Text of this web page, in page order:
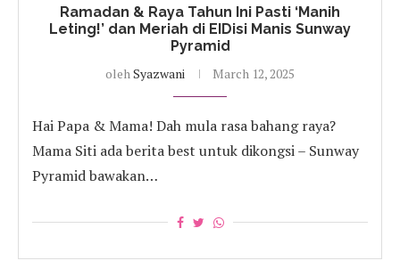
Ramadan & Raya Tahun Ini Pasti ‘Manih
Leting!’ dan Meriah di EIDisi Manis Sunway
Pyramid
olehSyazwani March 12, 2025
Hai Papa & Mama! Dah mula rasa bahang raya?
Mama Siti ada berita best untuk dikongsi – Sunway
Pyramid bawakan…